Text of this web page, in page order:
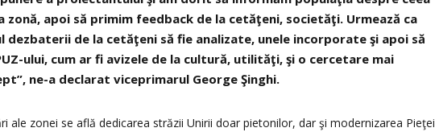
zonă, apoi să primim feedback de la cetăţeni, societăţi. Urmează ca
de la cetăţeni să fie analizate, unele incorporate şi apoi să
ului, cum ar fi avizele de la cultură, utilităţi, şi o cercetare mai
ne-a declarat viceprimarul George Şinghi.
ale zonei se află dedicarea străzii Unirii doar pietonilor, dar şi modernizarea Pieţei